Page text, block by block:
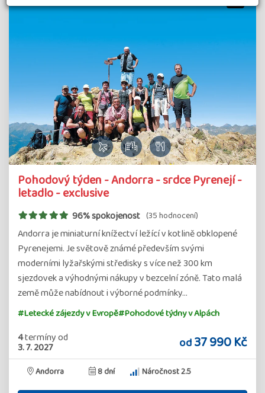
Pohodový týden - Andorra - srdce Pyrenejí -
letadlo - exclusive
96% spokojenost (35 hodnocení)
Andorra je miniaturní knížectví ležící v kotlině obklopené
Pyrenejemi. Je světově známé především svými
moderními lyžařskými středisky s více než 300 km
sjezdovek a výhodnými nákupy v bezcelní zóně. Tato malá
země může nabídnout i výborné podmínky…
#Letecké zájezdy v Evropě#Pohodové týdny v Alpách
4termínyod
3. 7. 2027 od37 990 Kč
Andorra 8 dní Náročnost 2.5